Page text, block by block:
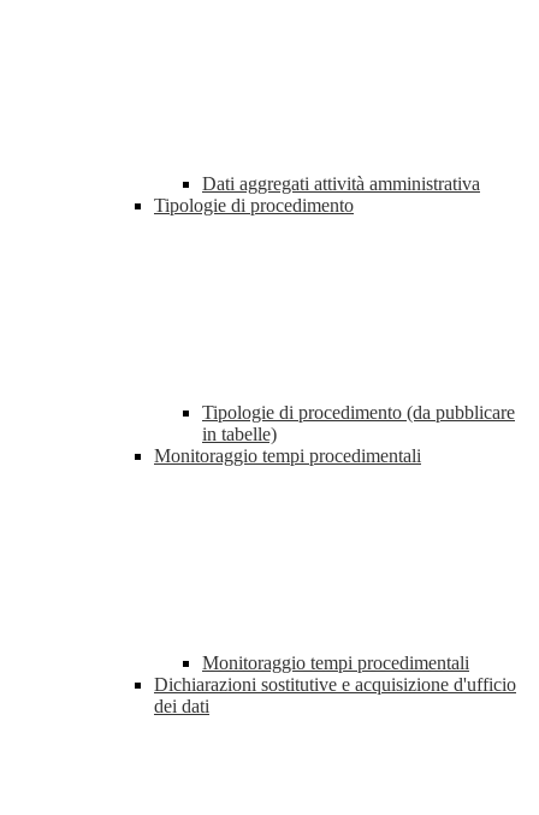
Dati aggregati attività amministrativa
Tipologie di procedimento
Tipologie di procedimento (da pubblicare
in tabelle)
Monitoraggio tempi procedimentali
Monitoraggio tempi procedimentali
Dichiarazioni sostitutive e acquisizione d'ufficio
dei dati